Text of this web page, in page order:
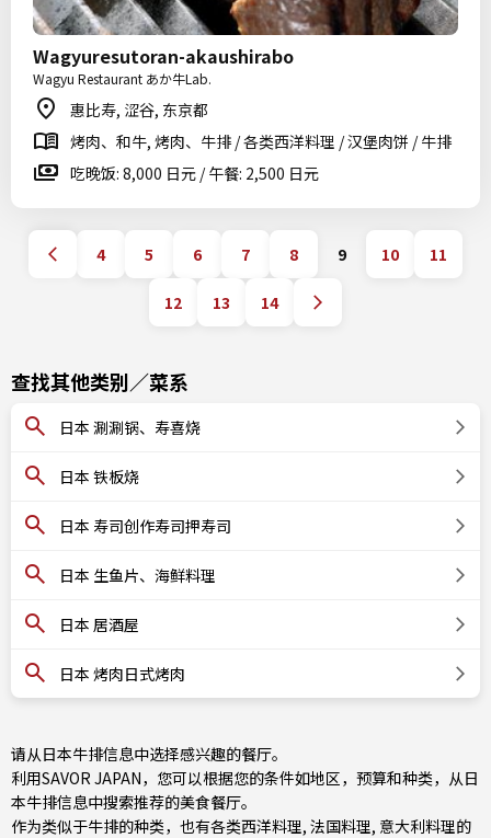
Wagyuresutoran-akaushirabo
Wagyu Restaurant あか牛Lab.
惠比寿, 涩谷, 东京都
烤肉、和牛, 烤肉、牛排 / 各类西洋料理 / 汉堡肉饼 / 牛排
吃晚饭: 8,000 日元 / 午餐: 2,500 日元
4 5 6 7 8 9 10 11
12 13 14
查找其他类别／菜系
日本 涮涮锅、寿喜烧
日本 铁板烧
日本 寿司创作寿司押寿司
日本 生鱼片、海鲜料理
日本 居酒屋
日本 烤肉日式烤肉
请从日本牛排信息中选择感兴趣的餐厅。
利用SAVOR JAPAN，您可以根据您的条件如地区，预算和种类，从日
本牛排信息中搜索推荐的美食餐厅。
作为类似于牛排的种类，也有各类西洋料理, 法国料理, 意大利料理的